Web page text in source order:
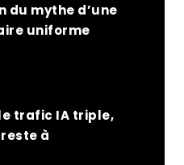
du mythe d’une
uniforme
le trafic IA triple,
reste à